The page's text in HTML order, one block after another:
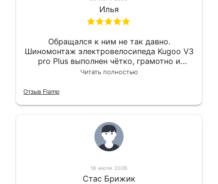
Илья
Обращался к ним не так давно.
Шиномонтаж электровелосипеда Kugoo V3
pro Plus выполнен чётко, грамотно и
квалифицированно. Всё сделано
Читать полностью
Отзыв Flamp
16 июля 2026
Стас Брижик